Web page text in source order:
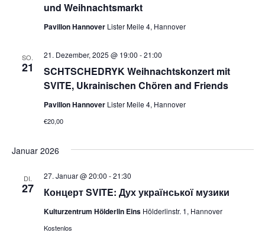
o
und Weihnachtsmarkt
Pavillon Hannover Lister Meile 4, Hannover
SO.
21
SCHTSCHEDRYK Weihnachtskonzert mit
SVITE, Ukrainischen Chören and Friends
21. Dezember, 2025 @ 19:00 -21:00
Pavillon Hannover Lister Meile 4, Hannover
€20,00
Januar 2026
DI.
27 Концерт SVITE: Дух української музики
27. Januar @ 20:00 -21:30
Kulturzentrum Hölderlin Eins Hölderlinstr. 1, Hannover
Kostenlos